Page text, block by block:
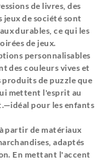
de livres, des
jeux de société sont
durables, ce qui les
de jeux.
personnalisables
des couleurs vives et
produits de puzzle que
mettent l'esprit au
pour les enfants
partir de matériaux
adaptés
En mettant l'accent